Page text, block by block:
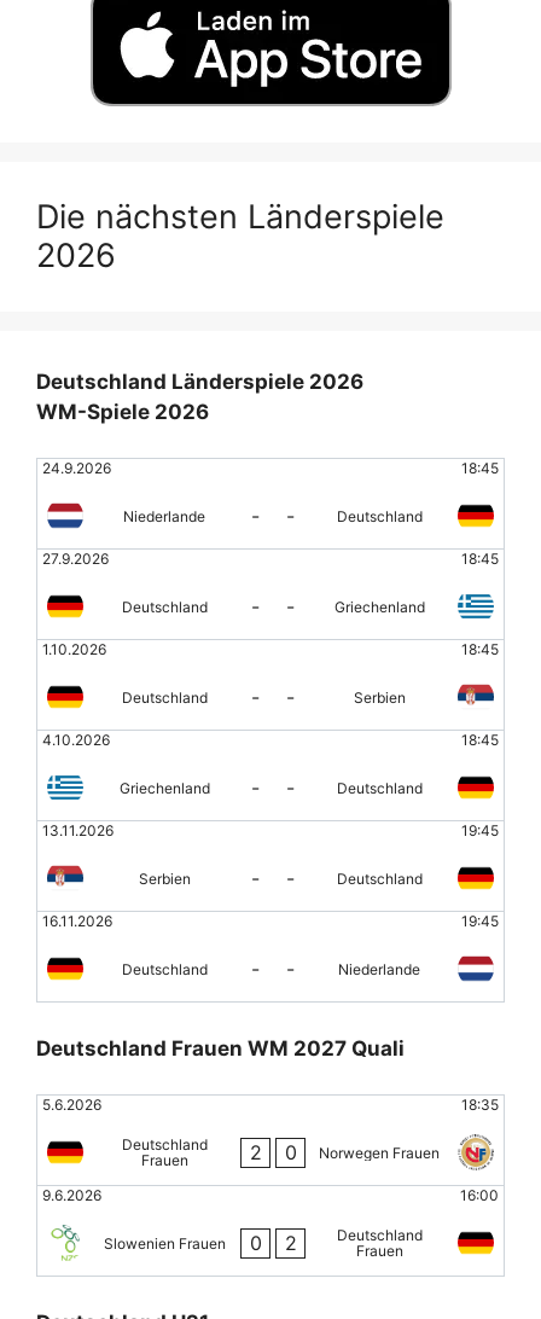
Die nächsten Länderspiele
2026
Deutschland Länderspiele 2026
WM-Spiele 2026
24.9.2026 18:45
Niederlande - - Deutschland
27.9.2026 18:45
Deutschland - - Griechenland
1.10.2026 18:45
Deutschland - - Serbien
4.10.2026 18:45
Griechenland - - Deutschland
13.11.2026 19:45
Serbien - - Deutschland
16.11.2026 19:45
Deutschland - - Niederlande
Deutschland Frauen WM 2027 Quali
5.6.2026 18:35
Deutschland
Frauen
2 0 Norwegen Frauen
9.6.2026 16:00
Slowenien Frauen 0 2
Deutschland
Frauen